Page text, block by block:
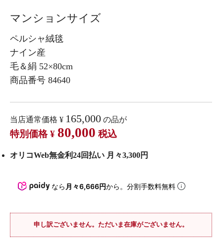
マンションサイズ
ペルシャ絨毯
ナイン産
毛＆絹 52×80cm
商品番号 84640
当店通常価格 ¥ 165,000 の品が
特別価格 ¥ 80,000 税込
オリコWeb無金利24回払い 月々3,300円
なら 月々6,666円から。分割手数料無料
申し訳ございません。ただいま在庫がございません。